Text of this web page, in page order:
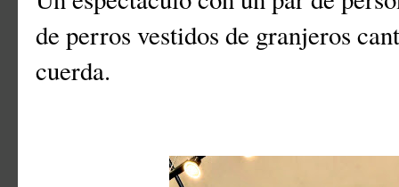
de perros vestidos de granjeros
cuerda.